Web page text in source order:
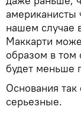
американисты
нашем случае
Маккарти
образом в том
будет меньше
Основания
серьезные.